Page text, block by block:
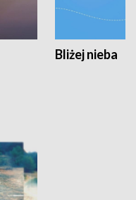
Bliżej nieba